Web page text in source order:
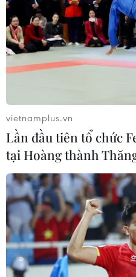
TIN CÙNG CHUYÊN
Naver và NVIDIA tăng
“Nhà máy AI,” hướng tới
vietnamplus.vn
Lần đầu tiên tổ chức
tại Hoàng thành